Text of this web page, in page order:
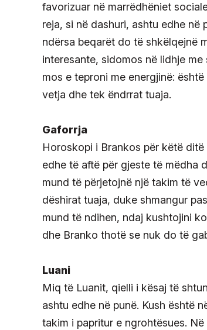
favorizuar në marrëdhëniet
reja, si në dashuri, ashtu edhe
ndërsa beqarët do të shkëlqejnë
interesante, sidomos në lidhje
mos e teproni me energjinë:
vetja dhe tek ëndrrat tuaja.
Gaforrja
Horoskopi i Brankos për këtë
edhe të aftë për gjeste të mëdha
mund të përjetojnë një takim të
dëshirat tuaja, duke shmangur
mund të ndihen, ndaj kushtojini
dhe Branko thotë se nuk do të
Luani
Miq të Luanit, qielli i kësaj të
ashtu edhe në punë. Kush është
takim i papritur e ngrohtësues.